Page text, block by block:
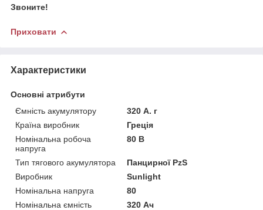
Звоните!
Приховати
Характеристики
Основні атрибути
Ємність акумулятору
320 А. г
Країна виробник
Греція
Номінальна робоча
напруга
80 В
Тип тягового акумулятора
Панцирної PzS
Виробник
Sunlight
Номінальна напруга
80
Номінальна ємність
320 Ач